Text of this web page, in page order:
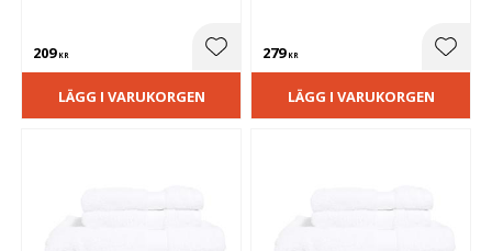
209KR Lägg till i favoriter
LÄGG I VARUKORGEN
279KR
LÄGG I VARUKORGEN